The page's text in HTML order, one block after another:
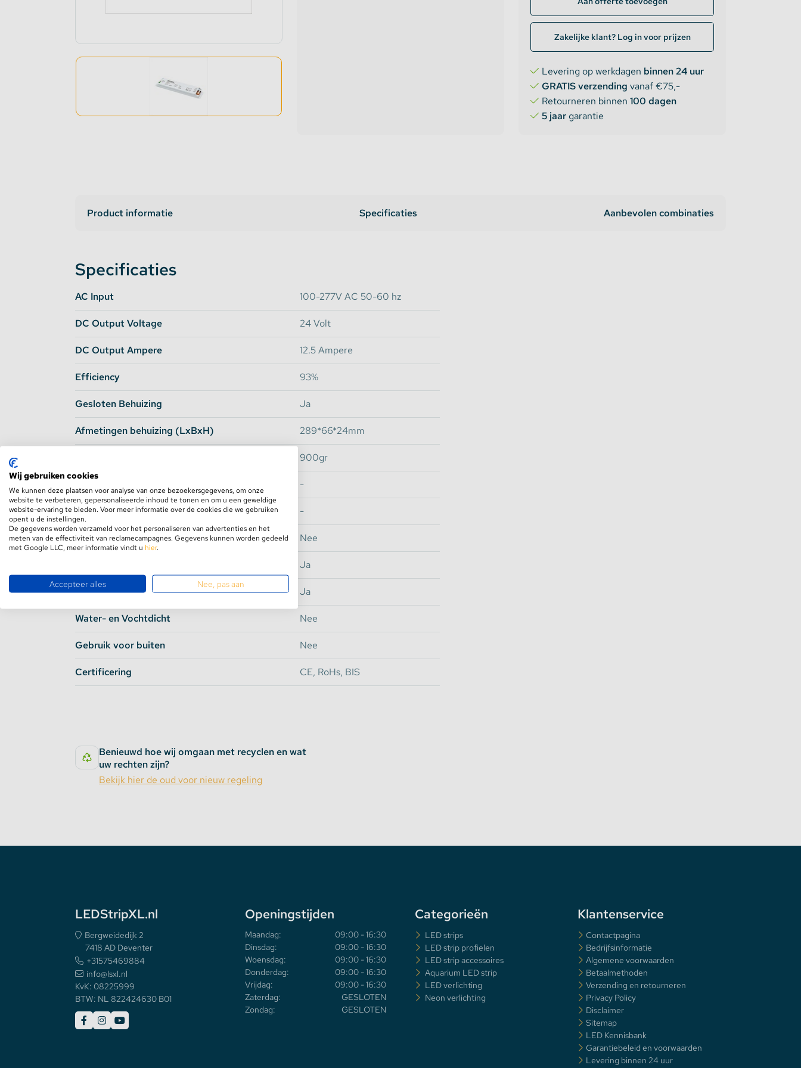
LED strip versterker
Fase aansnijding en fase afsnijding
1-10V Accessoires
DIN Rail Controllers
Bevestigingstape en Plakband
WLED Compatible
Batterijen
Accessoires Topmet
Zakelijke klant? Log in voor prijzen
Levering op werkdagen binnen 24 uur
GRATIS verzending vanaf €75,-
Retourneren binnen 100 dagen
5 jaargarantie
Product informatie Specificaties Aanbevolen combinaties
Specificaties
AC Input 100-277V AC 50-60 hz
DC Output Voltage 24 Volt
DC Output Ampere 12.5 Ampere
Efficiency 93%
Gesloten Behuizing Ja
Afmetingen behuizing (LxBxH) 289*66*24mm
900gr
-
DC Draadlengte -
Bevat LEDStrip Connector Nee
Ja
Overhittingsbeveiliging Ja
Water- en Vochtdicht Nee
Gebruik voor buiten Nee
Certificering CE, RoHs, BIS
Benieuwd hoe wij omgaan met recyclen en wat
uw rechten zijn?
Bekijk hier de oud voor nieuw regeling
LEDStripXL.nl
Bergweidedijk 2
7418 AD Deventer
+31575469884
info@lsxl.nl
KvK: 08225999
BTW: NL 822424630 B01
Openingstijden
Maandag:
09:00 - 16:30
Dinsdag:
09:00 - 16:30
Woensdag:
09:00 - 16:30
Donderdag:
09:00 - 16:30
Vrijdag:
09:00 - 16:30
Zaterdag:
GESLOTEN
Zondag:
GESLOTEN
Categorieën
LED strips
LED strip profielen
LED strip accessoires
Aquarium LED strip
LED verlichting
Neon verlichting
Klantenservice
Contactpagina
Bedrijfsinformatie
Algemene voorwaarden
Betaalmethoden
Verzending en retourneren
Privacy Policy
Disclaimer
Sitemap
LED Kennisbank
Garantiebeleid en voorwaarden
Levering binnen 24 uur
Wij gebruiken cookies
We kunnen deze plaatsen voor analyse van onze bezoekersgegevens, om onze
website te verbeteren, gepersonaliseerde inhoud te tonen en om u een geweldige
website-ervaring te bieden. Voor meer informatie over de cookies die we gebruiken
opent u de instellingen.
De gegevens worden verzameld voor het personaliseren van advertenties en het
meten van de effectiviteit van reclamecampagnes. Gegevens kunnen worden gedeeld
met Google LLC, meer informatie vindt u hier.
Accepteer alles Nee, pas aan